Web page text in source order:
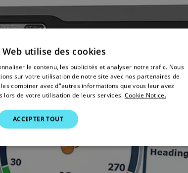
Web utilise des cookies
le contenu, les publicités et analyser notre trafic. Nous
sur votre utilisation de notre site avec nos partenaires de
combiner avec d"autres informations que vous leur avez
lors de votre utilisation de leurs services. Cookie Notice.
ACCEPTER TOUT